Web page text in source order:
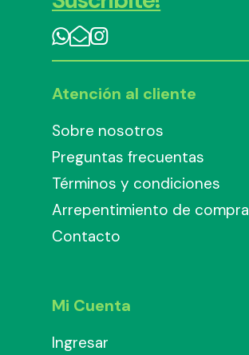
Atención al cliente
Sobre nosotros
Preguntas frecuentas
Términos y condiciones
Arrepentimiento de compra
Contacto
Mi Cuenta
Ingresar